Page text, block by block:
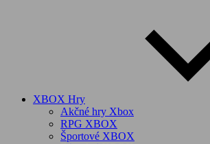
XBOX Hry
Akčné hry Xbox
RPG XBOX
Športové XBOX